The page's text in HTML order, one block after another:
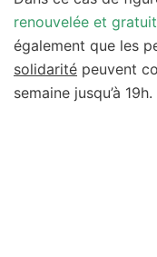
renouvelée et
également que les
solidarité peuvent
semaine jusqu’à 19h.